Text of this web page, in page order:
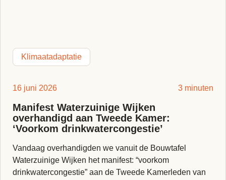
Klimaatadaptatie
16 juni 2026 3 minuten
Manifest Waterzuinige Wijken
overhandigd aan Tweede Kamer:
‘Voorkom drinkwatercongestie’
Vandaag overhandigden we vanuit de Bouwtafel
Waterzuinige Wijken het manifest: “voorkom
drinkwatercongestie” aan de Tweede Kamerleden van